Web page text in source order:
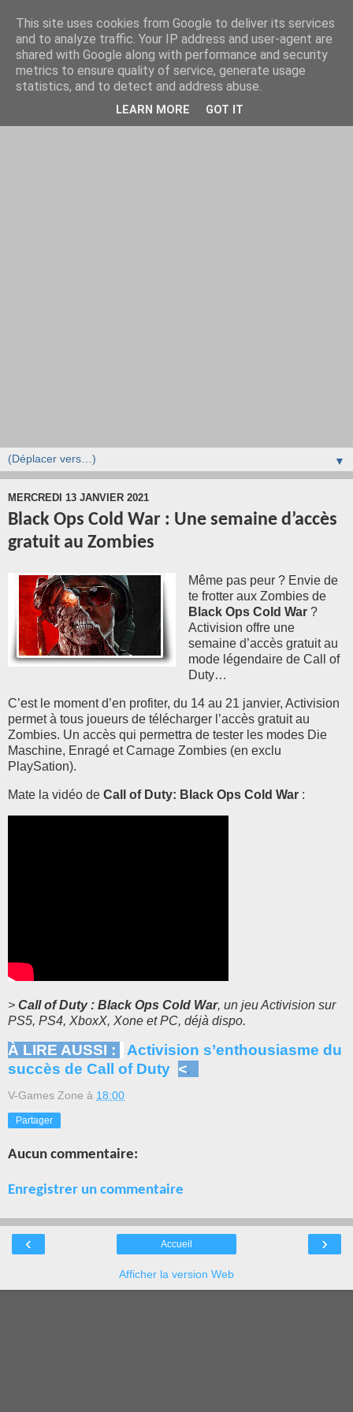
▼
MERCREDI 13 JANVIER 2021
Black Ops Cold War : Une semaine d’accès
gratuit au Zombies
Même pas peur ? Envie de
te frotter aux Zombies de
Black Ops Cold War?
Activision offre une
semaine d’accès gratuit au
mode légendaire de Call of
Duty…
C’est le moment d’en profiter, du 14 au 21 janvier, Activision
permet à tous joueurs de télécharger l’accès gratuit au
Zombies. Un accès qui permettra de tester les modes Die
Maschine, Enragé et Carnage Zombies (en exclu
PlaySation).
Mate la vidéo de Call of Duty: Black Ops Cold War :
> Call of Duty : Black Ops Cold War, un jeu Activision sur
PS5, PS4, XboxX, Xone et PC, déjà dispo.
À LIRE AUSSI :
Activision s’enthousiasme du
succès de Call of Duty <.
V-Games Zone à 18:00
Partager
Aucun commentaire:
Enregistrer un commentaire
‹ ›
Accueil
Afficher la version Web
This site uses cookies from Google to deliver its services
and to analyze traffic. Your IP address and user-agent are
shared with Google along with performance and security
metrics to ensure quality of service, generate usage
statistics, and to detect and address abuse.
LEARN MORE GOT IT